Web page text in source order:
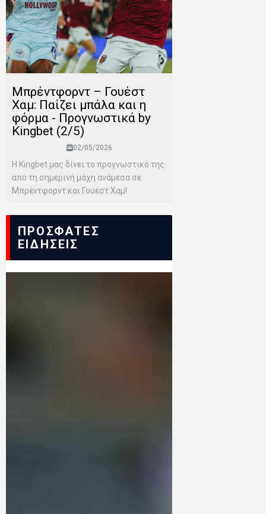
Μπρέντφορντ – Γουέστ
Χαμ: Παίζει μπάλα και η
φόρμα - Προγνωστικά by
Kingbet (2/5)
02/05/2026
Η Kingbet μας δίνει το προγνωστικό της
από τη σημερινή μάχη ανάμεσα σε
Μπρέντφορντ και Γουέστ Χαμ!
ΠΡΟΣΦΑΤΕΣ
ΕΙΔΗΣΕΙΣ